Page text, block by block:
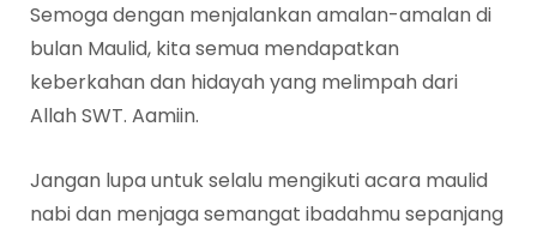
Semoga dengan menjalankan amalan-amalan di
bulan Maulid, kita semua mendapatkan
keberkahan dan hidayah yang melimpah dari
Allah SWT. Aamiin.
Jangan lupa untuk selalu mengikuti acara maulid
nabi dan menjaga semangat ibadahmu sepanjang